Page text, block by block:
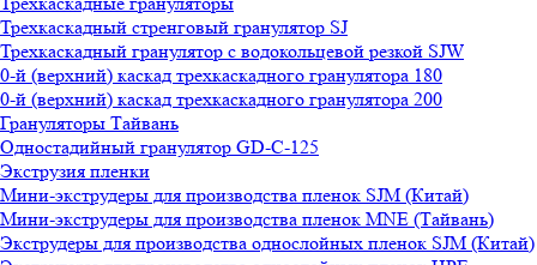
Трехкаскадный стренговый гранулятор SJ
Трехкаскадный гранулятор с водокольцевой резкой SJW
0-й (верхний) каскад трехкаскадного гранулятора 180
0-й (верхний) каскад трехкаскадного гранулятора 200
Грануляторы Тайвань
Одностадийный гранулятор GD-C-125
Экструзия пленки
Мини-экструдеры для производства пленок SJM (Китай)
Мини-экструдеры для производства пленок MNE (Тайвань)
Экструдеры для производства однослойных пленок SJM (Китай)